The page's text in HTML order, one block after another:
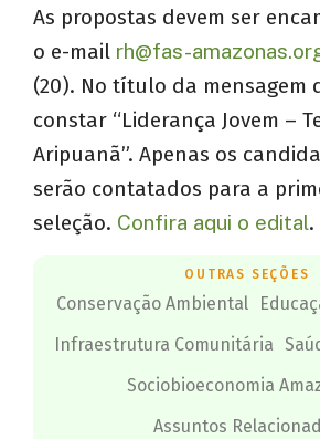
As propostas devem ser
o e-mail rh@fas-
(20). No título da mensagem
constar “Liderança Jovem –
Aripuanã”. Apenas os
serão contatados para a
seleção. Confira aqui o edital.
OUTRAS SEÇÕES
Conservação Ambiental
Infraestrutura Comunitária
Sociobioeconomia
Assuntos